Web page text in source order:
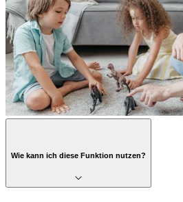
Wie kann ich diese Funktion nutzen?